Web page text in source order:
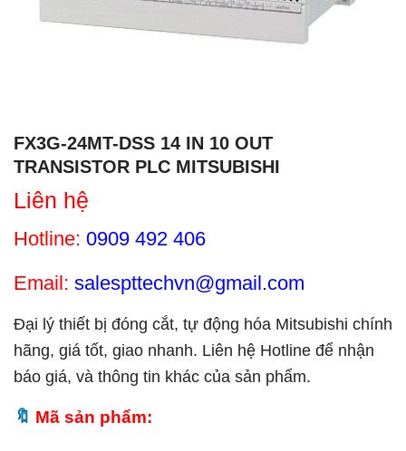
FX3G-24MT-DSS 14 IN 10 OUT
TRANSISTOR PLC MITSUBISHI
Liên hệ
Hotline: 0909 492 406
Email: salespttechvn@gmail.com
Đại lý thiết bị đóng cắt, tự động hóa Mitsubishi chính
hãng, giá tốt, giao nhanh. Liên hệ Hotline để nhận
báo giá, và thông tin khác của sản phẩm.
Mã sản phẩm: